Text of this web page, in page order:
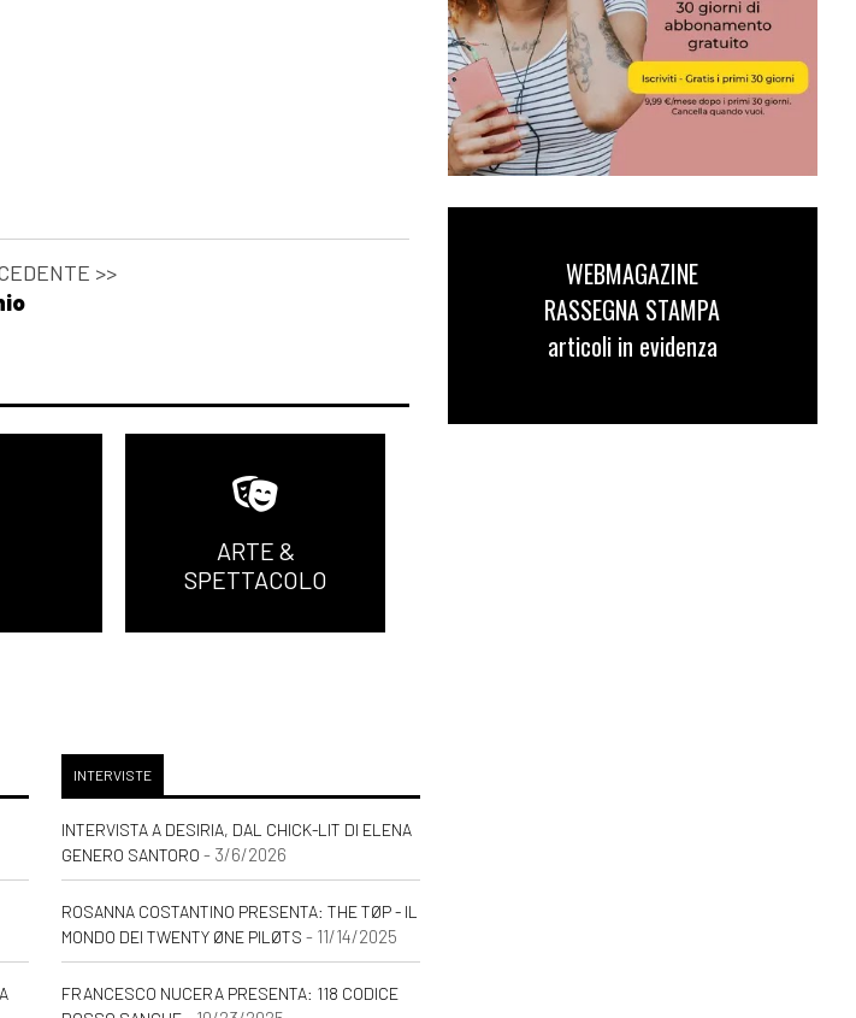
>>
ARTE &
SPETTACOLO
INTERVISTE
INTERVISTA A DESIRIA, DAL CHICK-LIT DI ELENA
GENERO SANTORO - 3/6/2026
ROSANNA COSTANTINO PRESENTA: THE TØP - IL
MONDO DEI TWENTY ØNE PILØTS - 11/14/2025
FRANCESCO NUCERA PRESENTA: 118 CODICE
WEBMAGAZINE
RASSEGNA STAMPA
articoli in evidenza